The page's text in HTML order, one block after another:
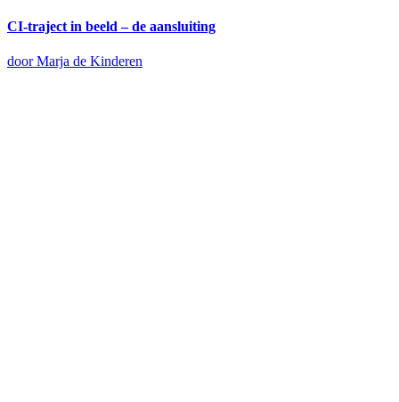
CI-traject in beeld – de aansluiting
door Marja de Kinderen